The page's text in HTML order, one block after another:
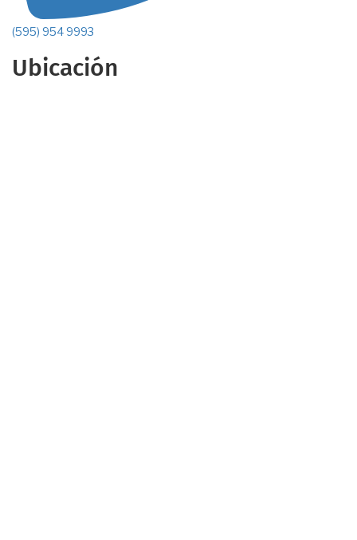
(595) 954 9993
Ubicación